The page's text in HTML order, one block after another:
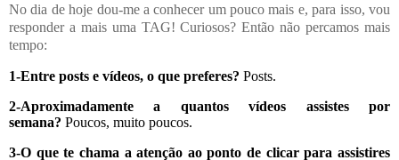
No dia de hoje dou-me a conhecer um pouco mais e, para isso, vou
responder a mais uma TAG! Curiosos? Então não percamos mais
tempo:
1-Entre posts e vídeos, o que preferes? Posts.
2-Aproximadamente a quantos vídeos assistes por
semana? Poucos, muito poucos.
3-O que te chama a atenção ao ponto de clicar para assistires